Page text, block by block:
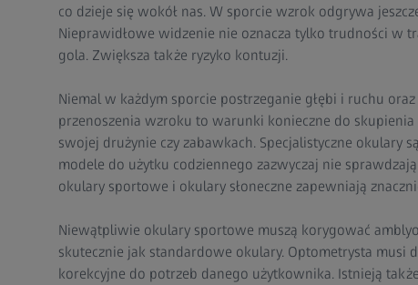
co dzieje się wokół nas. W sporcie wzrok odgrywa
Nieprawidłowe widzenie nie oznacza tylko trudności w
gola. Zwiększa także ryzyko kontuzji.
Niemal w każdym sporcie postrzeganie głębi i ruchu
przenoszenia wzroku to warunki konieczne do
swojej drużynie czy zabawkach. Specjalistyczne okulary
modele do użytku codziennego zazwyczaj nie
okulary sportowe i okulary słoneczne zapewniają
Niewątpliwie okulary sportowe muszą korygować
skutecznie jak standardowe okulary. Optometrysta musi
korekcyjne do potrzeb danego użytkownika. Istnieją